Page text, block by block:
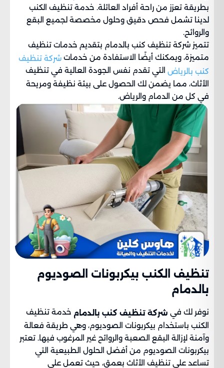
بطريقة تعزز من راحة أفراد العائلة. خدمة تنظيف الكنب
لدينا تشمل فحص دقيق وحلول مخصصة لجميع البقع
والروائح.
تتميز شركة تنظيف كنب بالدمام بتقديم خدمات تنظيف
متميزة، ويمكنك أيضًا الاستفادة من خدمات شركة تنظيف
كنب بالرياض التي تقدم نفس الجودة العالية في تنظيف
الأثاث، مما يضمن لك الحصول على بيئة نظيفة ومريحة
في كل من الدمام والرياض.
تنظيف الكنب بيكربونات الصوديوم​
بالدمام
نوفر لك في شركة تنظيف كنب بالدمام خدمة تنظيف
الكنب باستخدام بيكربونات الصوديوم، وهي طريقة فعالة
وآمنة لإزالة البقع الصعبة والروائح غير المرغوب فيها. تعتبر
بيكربونات الصوديوم من أفضل الحلول الطبيعية التي
تساعد على تنظيف الأثاث بعمق، حيث تعمل على